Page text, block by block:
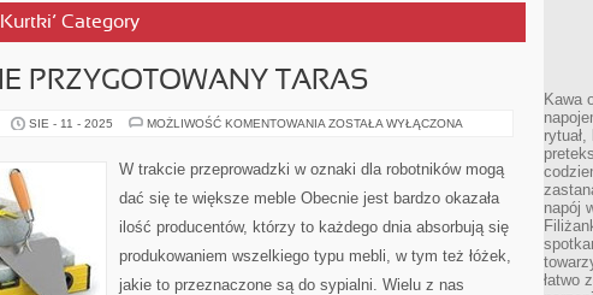
Category
PRZYGOTOWANY TARAS
SIE - 11 - 2025 MOŻLIWOŚĆ KOMENTOWANIA POPRAWNIE
ZOSTAŁA WYŁĄCZONA
W trakcie przeprowadzki w oznaki dla robotników mogą
dać się te większe meble Obecnie jest bardzo okazała
ilość producentów, którzy to każdego dnia absorbują się
produkowaniem wszelkiego typu mebli, w tym też łóżek,
jakie to przeznaczone są do sypialni. Wielu z nas
Kawa
napój
łatwo